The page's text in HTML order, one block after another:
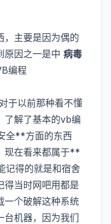
，主要是因为偶的
原因之一是中 病毒
编程
于以前那种看不懂
了解了基本的vb编
全**方面的东西
现在看来都属于**
记得的就是和宿舍
得当时网吧用都是
一个破解这种系统
台机器，因为我们